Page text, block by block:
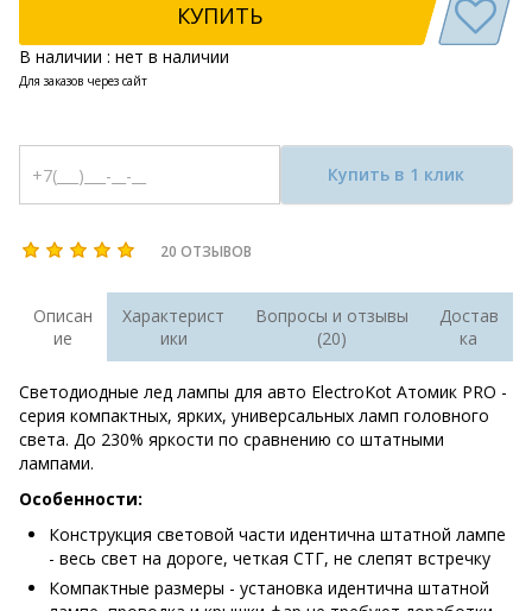
КУПИТЬ
В наличии : нет в наличии
Для заказов через сайт
Купить в 1 клик
20 ОТЗЫВОВ
Описан
ие
Характерист
ики
Вопросы и отзывы
(20)
Достав
ка
Светодиодные лед лампы для авто ElectroKot Атомик PRO -
серия компактных, ярких, универсальных ламп головного
света. До 230% яркости по сравнению со штатными
лампами.
Особенности:
Конструкция световой части идентична штатной лампе
- весь свет на дороге, четкая СТГ, не слепят встречку
Компактные размеры - установка идентична штатной